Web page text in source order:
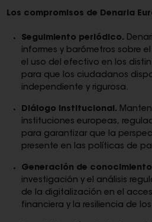
Los compromisos de Denaria
Seguimiento periódico.
informes y barómetros sobre
el uso del efectivo en los
para que los ciudadanos
independiente y rigurosa.
Diálogo institucional.
instituciones europeas,
para garantizar que la
presente en las políticas de
Generación de
investigación y el análisis
de la digitalización en el
financiera y la resiliencia de